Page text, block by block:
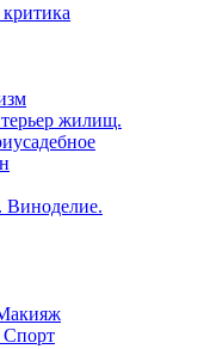
жилищ.
Виноделие.
Спорт